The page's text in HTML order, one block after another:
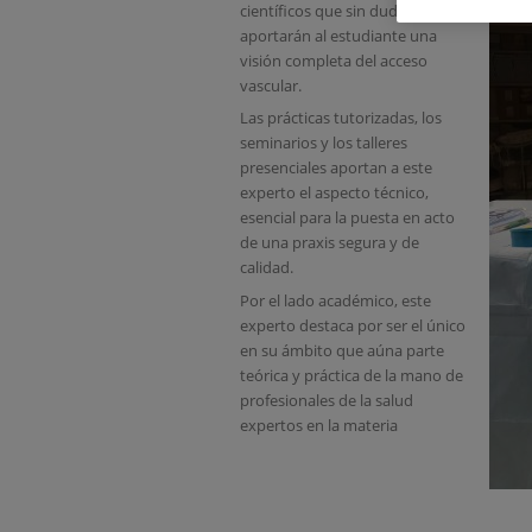
científicos que sin duda
aportarán al estudiante una
visión completa del acceso
vascular.
Las prácticas tutorizadas, los
seminarios y los talleres
presenciales aportan a este
experto el aspecto técnico,
esencial para la puesta en acto
de una praxis segura y de
calidad.
Por el lado académico, este
experto destaca por ser el único
en su ámbito que aúna parte
teórica y práctica de la mano de
profesionales de la salud
expertos en la materia